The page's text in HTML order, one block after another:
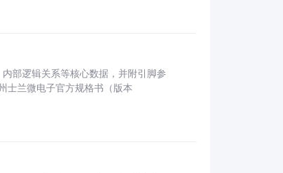
部逻辑关系等核心数据，并附引脚参
士兰微电子官方规格书（版本